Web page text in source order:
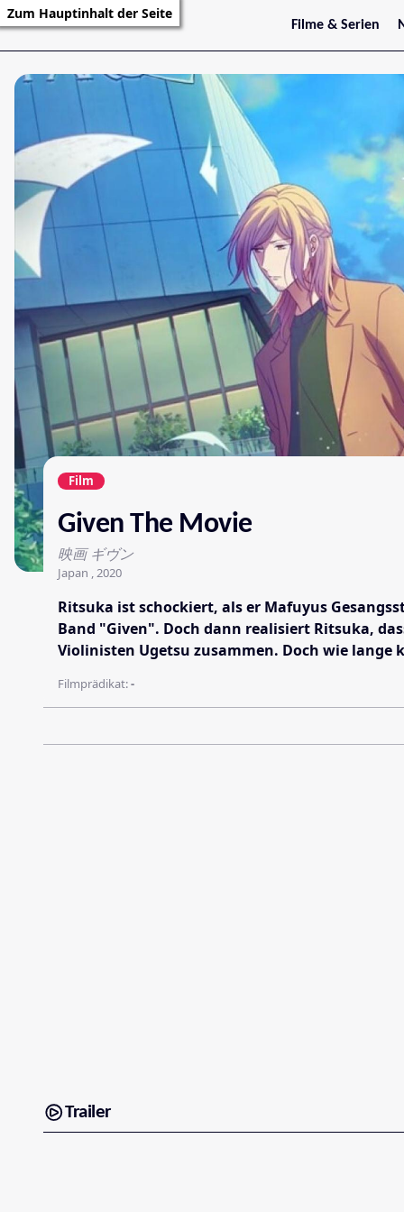
Zum Hauptinhalt der Seite
Filme & Serien
Trailer
Film
Given The Movie
映画 ギヴン
Japan , 2020
Ritsuka ist schockiert, als er Mafuyus
Band "Given". Doch dann realisiert Ritsuka,
Violinisten Ugetsu zusammen. Doch wie lange
Filmprädikat:-
Trailer